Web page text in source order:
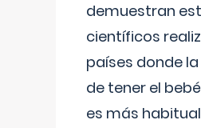
demuestran
científicos
países donde
de tener el
es más